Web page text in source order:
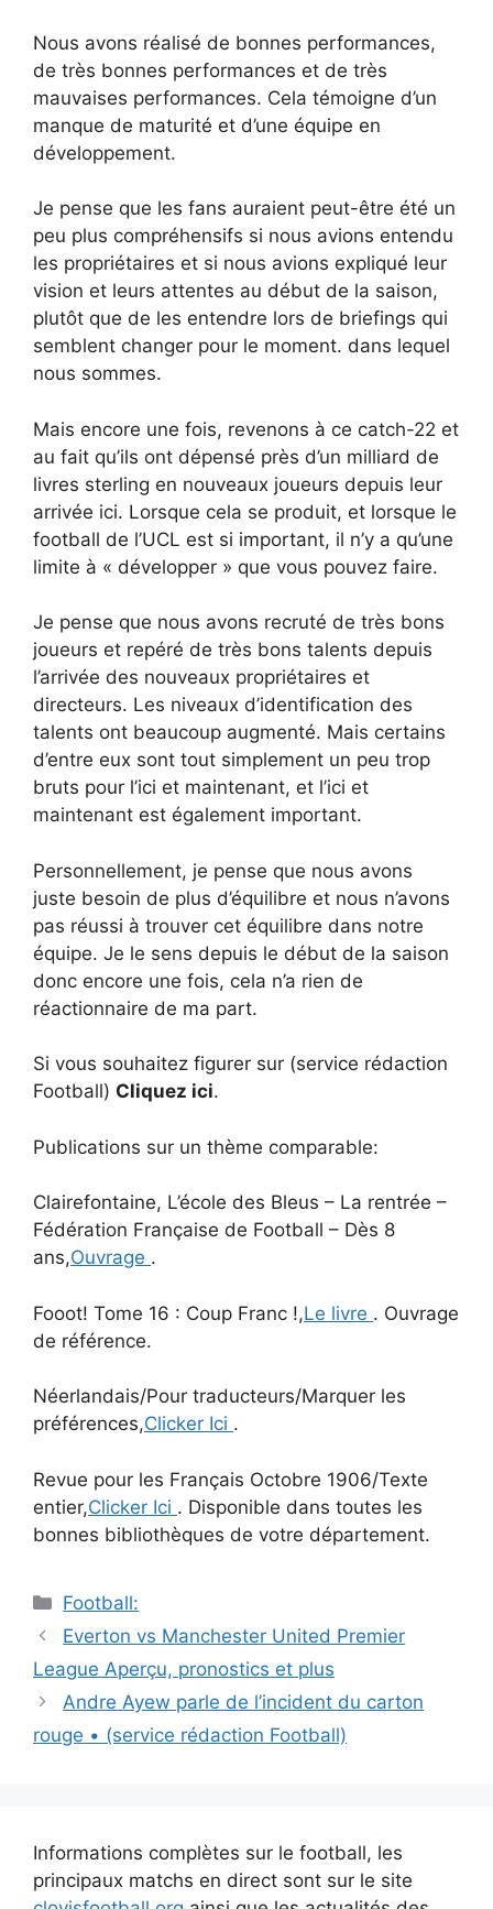
Nous avons réalisé de bonnes performances,
de très bonnes performances et de très
mauvaises performances. Cela témoigne d’un
manque de maturité et d’une équipe en
développement.
Je pense que les fans auraient peut-être été un
peu plus compréhensifs si nous avions entendu
les propriétaires et si nous avions expliqué leur
vision et leurs attentes au début de la saison,
plutôt que de les entendre lors de briefings qui
semblent changer pour le moment. dans lequel
nous sommes.
Mais encore une fois, revenons à ce catch-22 et
au fait qu’ils ont dépensé près d’un milliard de
livres sterling en nouveaux joueurs depuis leur
arrivée ici. Lorsque cela se produit, et lorsque le
football de l’UCL est si important, il n’y a qu’une
limite à « développer » que vous pouvez faire.
Je pense que nous avons recruté de très bons
joueurs et repéré de très bons talents depuis
l’arrivée des nouveaux propriétaires et
directeurs. Les niveaux d’identification des
talents ont beaucoup augmenté. Mais certains
d’entre eux sont tout simplement un peu trop
bruts pour l’ici et maintenant, et l’ici et
maintenant est également important.
Personnellement, je pense que nous avons
juste besoin de plus d’équilibre et nous n’avons
pas réussi à trouver cet équilibre dans notre
équipe. Je le sens depuis le début de la saison
donc encore une fois, cela n’a rien de
réactionnaire de ma part.
Si vous souhaitez figurer sur (service rédaction
Football) Cliquez ici.
Publications sur un thème comparable:
Clairefontaine, L’école des Bleus – La rentrée –
Fédération Française de Football – Dès 8
ans,Ouvrage .
Fooot! Tome 16 : Coup Franc !,Le livre . Ouvrage
de référence.
Néerlandais/Pour traducteurs/Marquer les
préférences,Clicker Ici .
Revue pour les Français Octobre 1906/Texte
entier,Clicker Ici . Disponible dans toutes les
bonnes bibliothèques de votre département.
Catégories
Football:
Navigation
des
articles
Everton vs Manchester United Premier
League Aperçu, pronostics et plus
Andre Ayew parle de l’incident du carton
rouge • (service rédaction Football)
Informations complètes sur le football, les
principaux matchs en direct sont sur le site